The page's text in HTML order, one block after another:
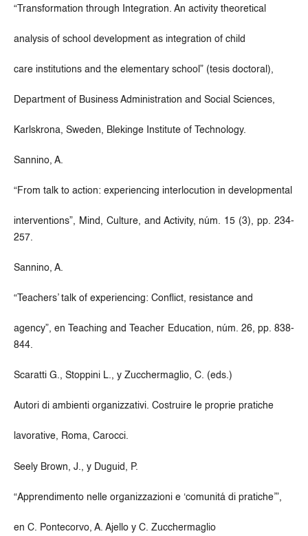
“Transformation through Integration. An activity theoretical
analysis of school development as integration of child
care institutions and the elementary school” (tesis doctoral),
Department of Business Administration and Social Sciences,
Karlskrona, Sweden, Blekinge Institute of Technology.
Sannino, A.
“From talk to action: experiencing interlocution in developmental
interventions”, Mind, Culture, and Activity, núm. 15 (3), pp. 234-
257.
Sannino, A.
“Teachers’ talk of experiencing: Conflict, resistance and
agency”, en Teaching and Teacher Education, núm. 26, pp. 838-
844.
Scaratti G., Stoppini L., y Zucchermaglio, C. (eds.)
Autori di ambienti organizzativi. Costruire le proprie pratiche
lavorative, Roma, Carocci.
Seely Brown, J., y Duguid, P.
“Apprendimento nelle organizzazioni e ‘comunitá di pratiche’”,
en C. Pontecorvo, A. Ajello y C. Zucchermaglio